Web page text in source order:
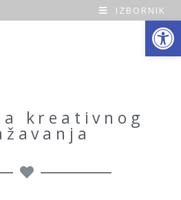
Open toolbar
IZBORNIK
kreativnog